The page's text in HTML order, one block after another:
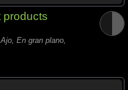
products
En gran plano,